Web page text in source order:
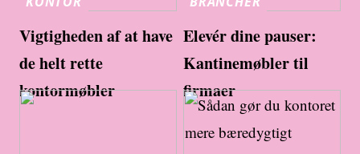
Vigtigheden af at have
de helt rette
kontormøbler
Elevér dine pauser:
Kantinemøbler til
firmaer